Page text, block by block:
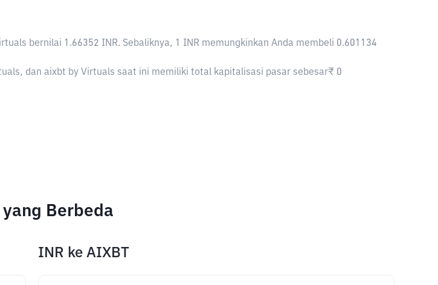
bernilai 1.66352 INR. Sebaliknya, 1 INR memungkinkan Anda membeli 0.601134
dan aixbt by Virtuals saat ini memiliki total kapitalisasi pasar sebesar₹ 0
Berbeda
INR ke AIXBT